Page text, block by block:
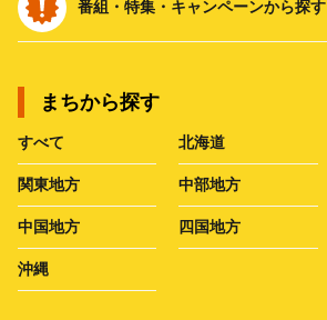
番組・特集・キャンペーンから探す
まちから探す
すべて 北海道
関東地方 中部地方
中国地方 四国地方
沖縄